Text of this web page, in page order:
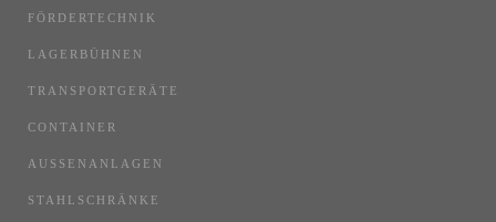
FÖRDERTECHNIK
LAGERBÜHNEN
TRANSPORTGERÄTE
CONTAINER
AUSSENANLAGEN
STAHLSCHRÄNKE